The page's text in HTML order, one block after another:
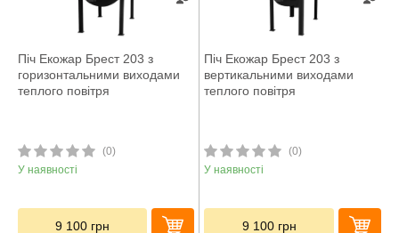
Піч Екожар Брест 203 з
горизонтальними виходами
теплого повітря
(0)
У наявності
9 100 грн
Піч Екожар Брест 203 з
вертикальними виходами
теплого повітря
(0)
У наявності
9 100 грн